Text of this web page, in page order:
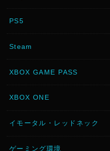
PS5
Steam
XBOX GAME PASS
XBOX ONE
イモータル・レッドネック
ゲーミング環境